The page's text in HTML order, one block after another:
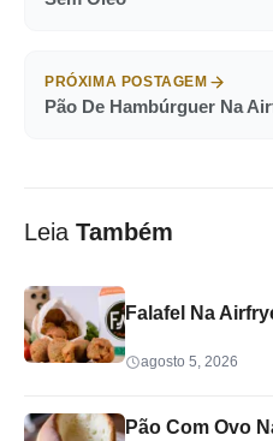
PRÓXIMA POSTAGEM
Pão De Hambúrguer Na
Leia Também
Falafel Na
agosto 5, 2026
Pão Com Ovo